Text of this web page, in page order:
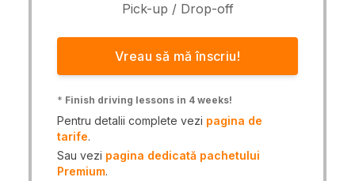
Pick-up / Drop-off
Vreau să mă înscriu!
* Finish driving lessons in 4 weeks!
Pentru detalii complete vezi pagina de
tarife.
Sau vezi pagina dedicată pachetului
Premium.